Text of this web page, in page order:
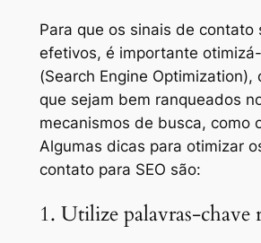
Para que os sinais de contato
efetivos, é importante
(Search Engine Optimization),
que sejam bem ranqueados
mecanismos de busca, como
Algumas dicas para otimizar
contato para SEO são:
1. Utilize palavras-chave